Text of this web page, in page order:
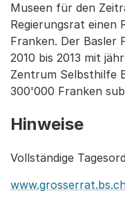
Museen für den
Regierungsrat einen
Franken. Der Basler
2010 bis 2013 mit
Zentrum Selbsthilfe
300'000 Franken
Hinweise
Vollständige